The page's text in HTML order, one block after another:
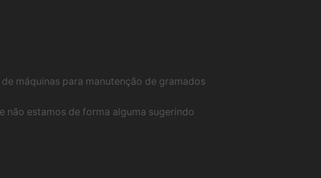
máquinas para manutenção de gramados
não estamos de forma alguma sugerindo